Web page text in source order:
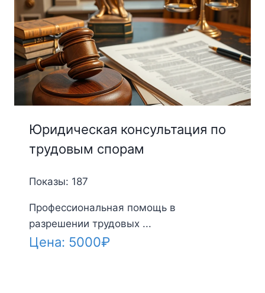
Юридическая консультация по
трудовым спорам
Показы: 187
Профессиональная помощь в
разрешении трудовых ...
Цена: 5000₽